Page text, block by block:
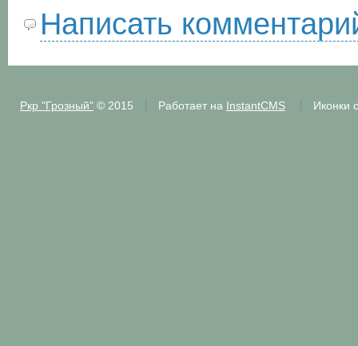
Написать
Ркр "Грозный"© 2015 Работает на InstantCMS Иконки